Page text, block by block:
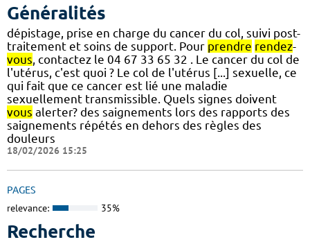
Généralités
dépistage, prise en charge du cancer du col, suivi post-
traitement et soins de support. Pour prendre rendez-
vous, contactez le 04 67 33 65 32 . Le cancer du col de
l'utérus, c'est quoi ? Le col de l'utérus [...] sexuelle, ce
qui fait que ce cancer est lié une maladie
sexuellement transmissible. Quels signes doivent
vous alerter? des saignements lors des rapports des
saignements répétés en dehors des règles des
douleurs
18/02/2026 15:25
PAGES
relevance: 35%
Recherche